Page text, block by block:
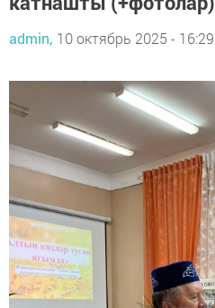
admin, 10 октябрь 2025 - 16:29